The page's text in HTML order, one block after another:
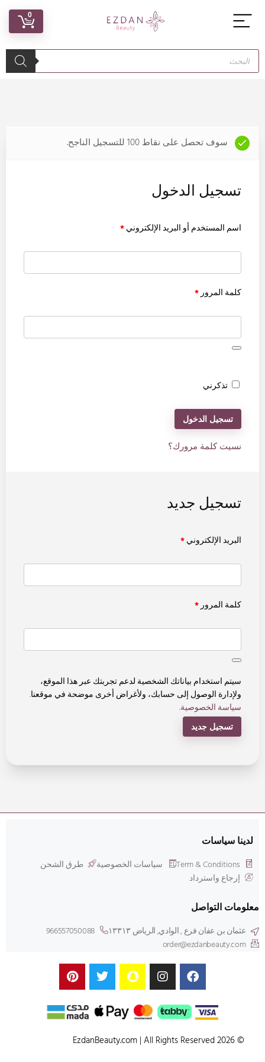
0
سوف تحصل على نقاط 100 للتسجيل الناجح.
تسجيل الدخول
اسم المستخدم أو البريد الإلكتروني*
كلمة المرور*
تذكرني
تسجيل الدخول
نسيت كلمة مرورك؟
تسجيل جديد
البريد الإلكتروني*
كلمة المرور*
سيتم استخدام بياناتك الشخصية لدعم تجربتك عبر هذا الموقع،
ولإدارة الوصول إلى حسابك، ولأغراض أخرى موضحة في موقعنا.
سياسة الخصوصية.
تسجيل جديد
لدينا سياسات
Term & Conditions سياسات الخصوصية
طرق الشحن
إرجاع واسترداد
معلومات التواصل
عثمان بن عفان فرع , الوادي, الرياض ۱۳۳۱۳
966557050088
order@ezdanbeauty.com
© 2026 EzdanBeauty.com | All Rights Reserved